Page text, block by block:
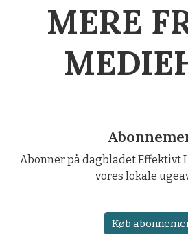
MERE
Abonner på dagbladet Effektivt
vores lokale
Køb